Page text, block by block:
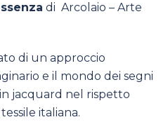
di Arcolaio – Arte
di un approccio
e il mondo dei segni
jacquard nel rispetto
italiana.